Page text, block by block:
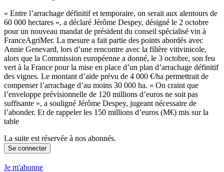
« Entre l’arrachage définitif et temporaire, on serait aux alentours de
60 000 hectares », a déclaré Jérôme Despey, désigné le 2 octobre
pour un nouveau mandat de président du conseil spécialisé vin à
FranceAgriMer. La mesure a fait partie des points abordés avec
Annie Genevard, lors d’une rencontre avec la filière vitivinicole,
alors que la Commission européenne a donné, le 3 octobre, son feu
vert à la France pour la mise en place d’un plan d’arrachage définitif
des vignes. Le montant d’aide prévu de 4 000 €/ha permettrait de
compenser l’arrachage d’au moins 30 000 ha. « On craint que
l’enveloppe prévisionnelle de 120 millions d’euros ne soit pas
suffisante », a souligné Jérôme Despey, jugeant nécessaire de
l’abonder. Et de rappeler les 150 millions d’euros (M€) mis sur la
table
La suite est réservée à nos abonnés.
Se connecter
Je m'abonne